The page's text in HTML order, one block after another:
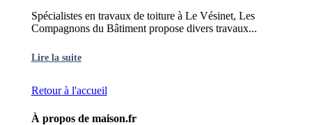
Spécialistes en travaux de toiture à Le Vésinet, Les
Compagnons du Bâtiment propose divers travaux...
Lire la suite
Retour à l'accueil
À propos de maison.fr